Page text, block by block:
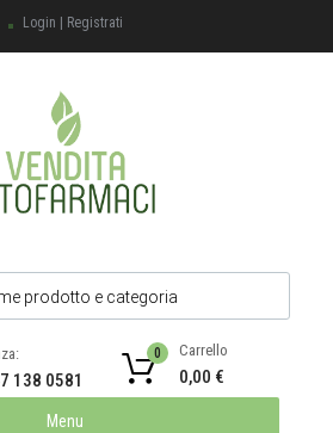
Login | Registrati
138 0581
Carrello
0,00 €
0
Menu